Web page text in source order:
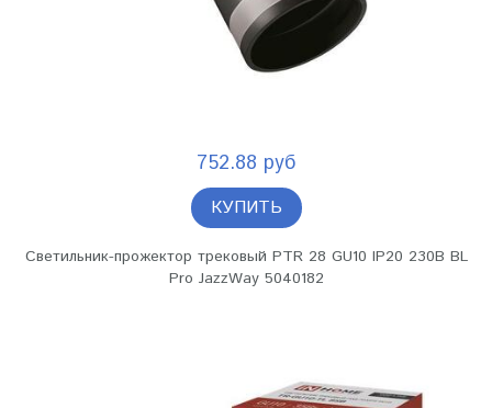
752.88 руб
КУПИТЬ
Светильник-прожектор трековый PTR 28 GU10 IP20 230В BL
Pro JazzWay 5040182